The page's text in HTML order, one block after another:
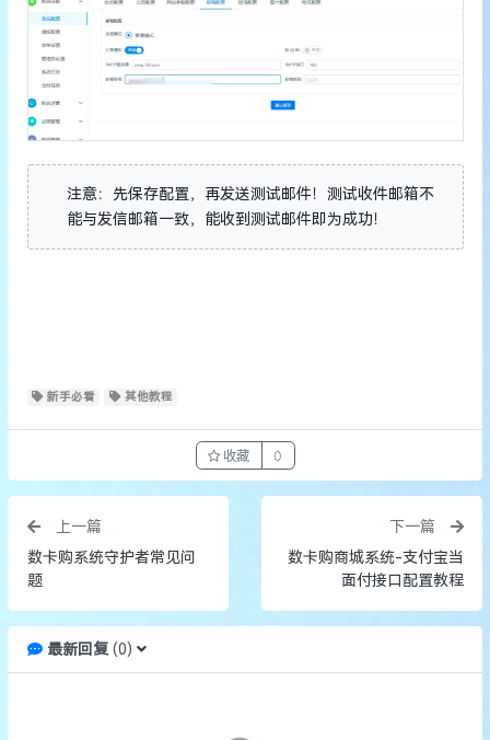
注意：先保存配置，再发送测试邮件！测试收件邮箱不
能与发信邮箱一致，能收到测试邮件即为成功！
新手必看 其他教程
收藏 0
上一篇
数卡购系统守护者常见问
题
下一篇
数卡购商城系统-支付宝当
面付接口配置教程
最新回复 (0)